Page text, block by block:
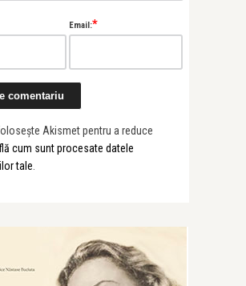
Email:*
Akismet pentru a reduce
cum sunt procesate datele
tale